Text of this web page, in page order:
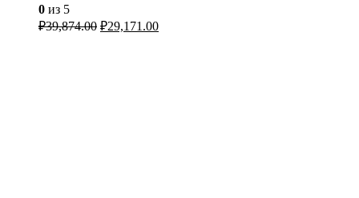
0 из 5
₽39,874.00 ₽29,171.00